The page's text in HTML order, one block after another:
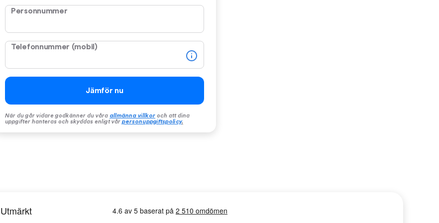
Personnummer
Telefonnummer (mobil)
Jämför nu
När du går vidare godkänner du våra allmänna villkor och att dina
uppgifter hanteras och skyddas enligt vår personuppgiftspolicy.